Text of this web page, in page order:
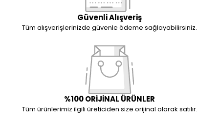
Güvenli Alışveriş
Tüm alışverişlerinizde güvenle ödeme sağlayabilirsiniz.
%100 ORİJİNAL ÜRÜNLER
Tüm ürünlerimiz ilgili üreticiden size orijinal olarak satılır.